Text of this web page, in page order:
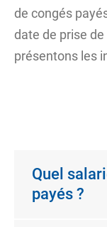
de congés
date de prise
présentons les
Quel
payés ?